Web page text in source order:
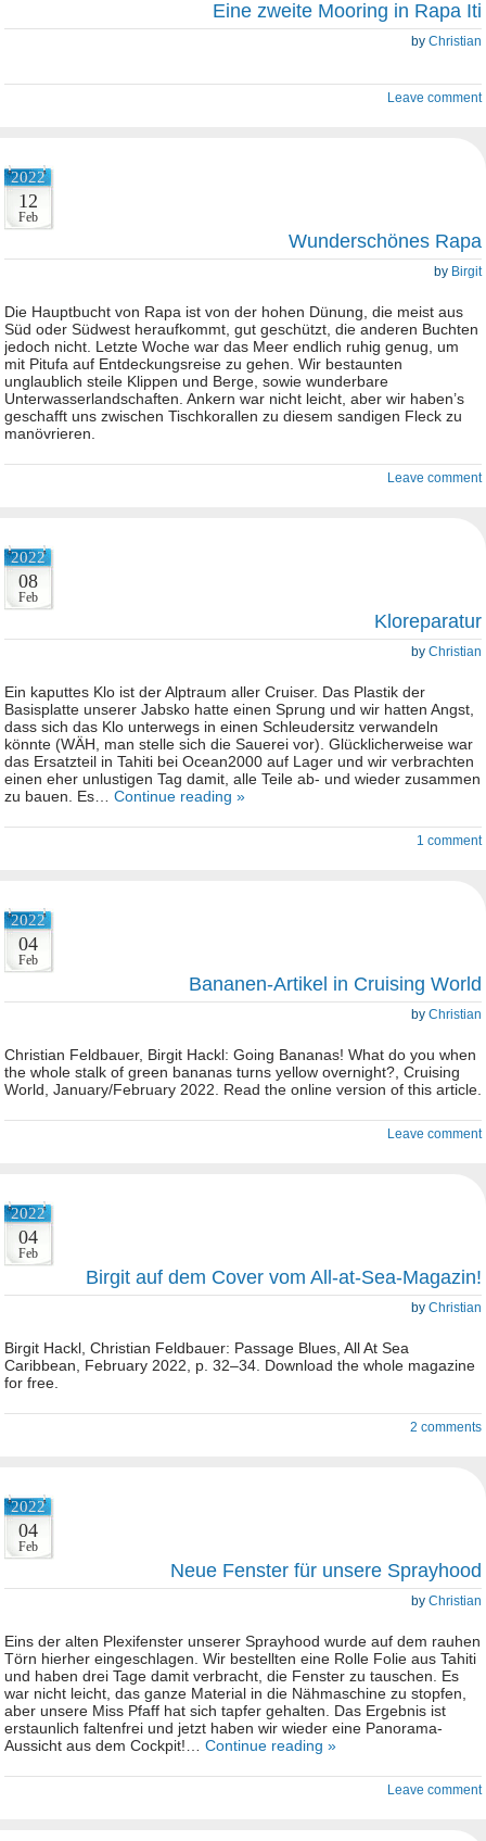
Eine zweite Mooring in Rapa Iti
by Christian
Leave comment
2022
12
Feb
Wunderschönes Rapa
by Birgit
Die Hauptbucht von Rapa ist von der hohen Dünung, die meist aus
Süd oder Südwest heraufkommt, gut geschützt, die anderen Buchten
jedoch nicht. Letzte Woche war das Meer endlich ruhig genug, um
mit Pitufa auf Entdeckungsreise zu gehen. Wir bestaunten
unglaublich steile Klippen und Berge, sowie wunderbare
Unterwasserlandschaften. Ankern war nicht leicht, aber wir haben’s
geschafft uns zwischen Tischkorallen zu diesem sandigen Fleck zu
manövrieren.
Leave comment
2022
08
Feb
Kloreparatur
by Christian
Ein kaputtes Klo ist der Alptraum aller Cruiser. Das Plastik der
Basisplatte unserer Jabsko hatte einen Sprung und wir hatten Angst,
dass sich das Klo unterwegs in einen Schleudersitz verwandeln
könnte (WÄH, man stelle sich die Sauerei vor). Glücklicherweise war
das Ersatzteil in Tahiti bei Ocean2000 auf Lager und wir verbrachten
einen eher unlustigen Tag damit, alle Teile ab- und wieder zusammen
zu bauen. Es… Continue reading »
1 comment
2022
04
Feb
Bananen-Artikel in Cruising World
by Christian
Christian Feldbauer, Birgit Hackl: Going Bananas! What do you when
the whole stalk of green bananas turns yellow overnight?, Cruising
World, January/February 2022. Read the online version of this article.
Leave comment
2022
04
Feb
Birgit auf dem Cover vom All-at-Sea-Magazin!
by Christian
Birgit Hackl, Christian Feldbauer: Passage Blues, All At Sea
Caribbean, February 2022, p. 32–34. Download the whole magazine
for free.
2 comments
2022
04
Feb
Neue Fenster für unsere Sprayhood
by Christian
Eins der alten Plexifenster unserer Sprayhood wurde auf dem rauhen
Törn hierher eingeschlagen. Wir bestellten eine Rolle Folie aus Tahiti
und haben drei Tage damit verbracht, die Fenster zu tauschen. Es
war nicht leicht, das ganze Material in die Nähmaschine zu stopfen,
aber unsere Miss Pfaff hat sich tapfer gehalten. Das Ergebnis ist
erstaunlich faltenfrei und jetzt haben wir wieder eine Panorama-
Aussicht aus dem Cockpit!… Continue reading »
Leave comment